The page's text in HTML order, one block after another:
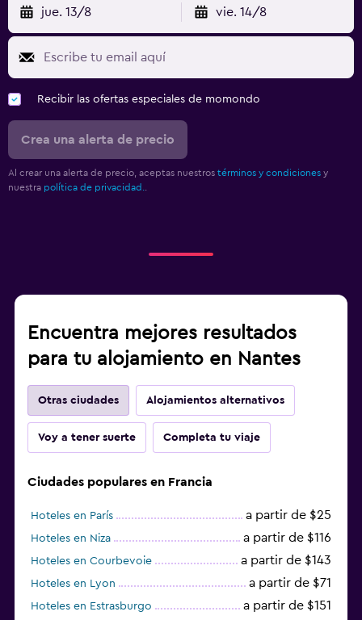
jue. 13/8 vie. 14/8
Recibir las ofertas especiales de momondo
Crea una alerta de precio
Al crear una alerta de precio, aceptas nuestros términos y condiciones y
nuestra política de privacidad.
Encuentra mejores resultados
para tu alojamiento en Nantes
Otras ciudades Alojamientos alternativos
Voy a tener suerte Completa tu viaje
Ciudades populares en Francia
Hoteles en París a partir de $25
Hoteles en Niza a partir de $116
Hoteles en Courbevoie a partir de $143
Hoteles en Lyon a partir de $71
Hoteles en Estrasburgo a partir de $151